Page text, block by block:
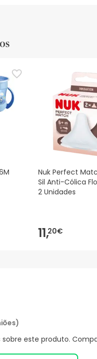
Nuk Perfect
Sil Anti-Cólica
2 Unidades
11,20€
este produto.